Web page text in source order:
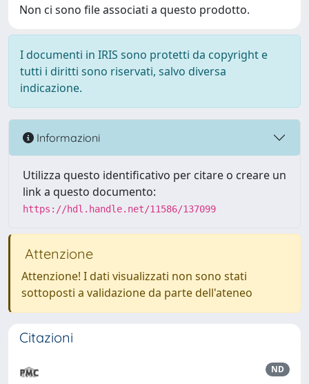
Non ci sono file associati a questo prodotto.
I documenti in IRIS sono protetti da copyright e
tutti i diritti sono riservati, salvo diversa
indicazione.
Informazioni
Utilizza questo identificativo per citare o creare un
link a questo documento:
https://hdl.handle.net/11586/137099
Attenzione
Attenzione! I dati visualizzati non sono stati
sottoposti a validazione da parte dell'ateneo
Citazioni
ND